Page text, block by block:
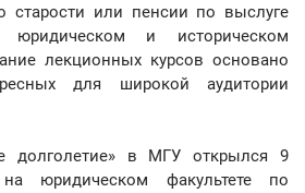
старости или пенсии по выслуге
и историческом
лекционных курсов основано
для широкой аудитории
долголетие» в МГУ открылся 9
юридическом факультете по